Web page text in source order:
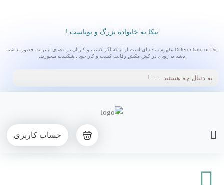
نتکا یه خانواده بزرگ و پویاست !
Differentiate or Die مفهوم ساده ای است از اینکه اگر کسب و کارتان در فضای اینترنت حضور نداشته
باشد به زودی در کش مکش رقابت کسب و کار خود ، شکست میخورید.
Main
حساب کاربری